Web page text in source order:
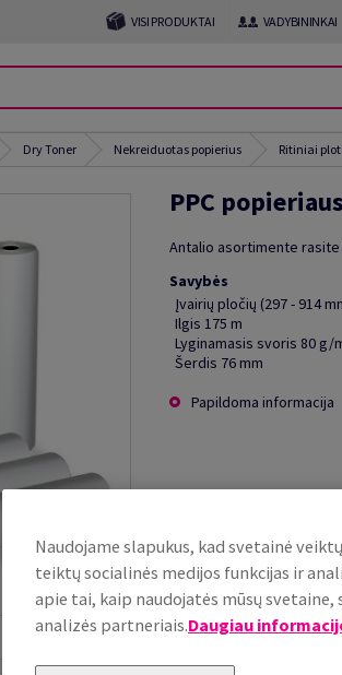
VISI PRODUKTAI VADYBININKAI
Dry Toner Nekreiduotas popierius Ritiniai
PPC
Antalio asortimente
Savybės
Įvairių pločių (297 - 914
Ilgis 175 m
Lyginamasis svoris 80 g/
Šerdis 76 mm
Papildoma informacija
Naudojame slapukus, kad svetainė
teiktų socialinės medijos funkcijas ir
apie tai, kaip naudojatės mūsų
analizės partneriais.Daugiau